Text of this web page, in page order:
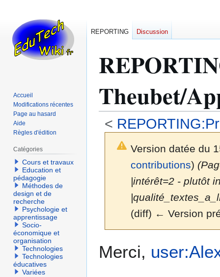
Theubet/
<
Version datée du
contributions)
|intérêt=2 - plutôt
(diff) ← Version
Merci,
REPORTING Discussion
Accueil
Modifications récentes
Page au hasard
Aide
Règles d'édition
Catégories
Cours et travaux
Education et
pédagogie
Méthodes de
design et de
recherche
Psychologie et
apprentissage
Socio-
économique et
organisation
Technologies
Technologies
éducatives
Variées